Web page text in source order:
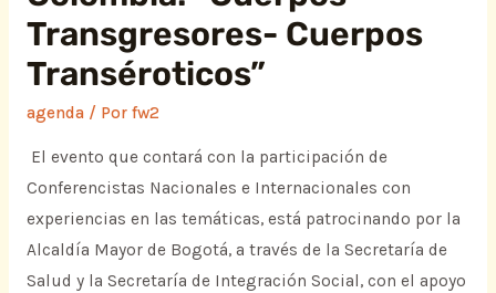
Transgresores- Cuerpos
Transéroticos”
agenda/ Por fw2
El evento que contará con la participación de
Conferencistas Nacionales e Internacionales con
experiencias en las temáticas, está patrocinando por la
Alcaldía Mayor de Bogotá, a través de la Secretaría de
Salud y la Secretaría de Integración Social, con el apoyo